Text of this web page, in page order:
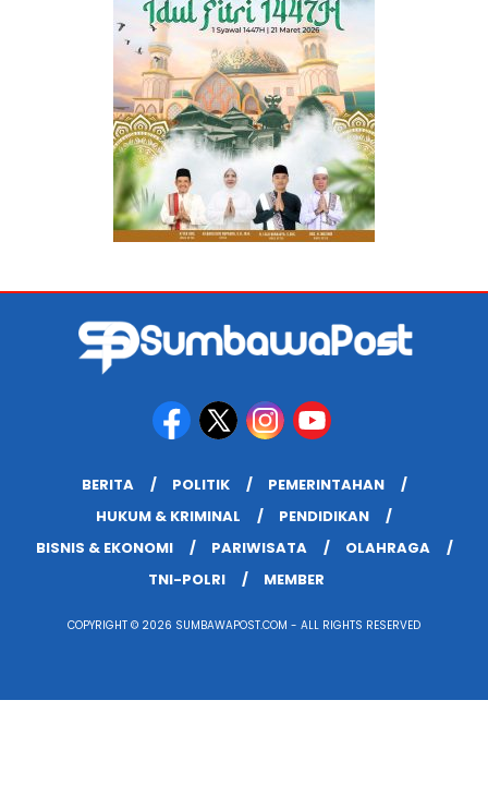
BERITA POLITIK
PEMERINTAHAN
HUKUM & KRIMINAL
PENDIDIKAN
BISNIS & EKONOMI
PARIWISATA
OLAHRAGA
TNI-POLRI
MEMBER
COPYRIGHT © 2026 SUMBAWAPOST.COM - ALL RIGHTS RESERVED